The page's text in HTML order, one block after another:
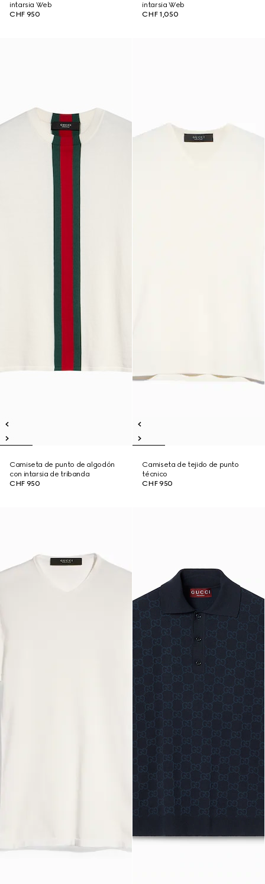
intarsia Web
CHF 950
intarsia Web
CHF 1,050
Camiseta de punto de algodón
con intarsia de tribanda
CHF 950
Camiseta de tejido de punto
técnico
CHF 950